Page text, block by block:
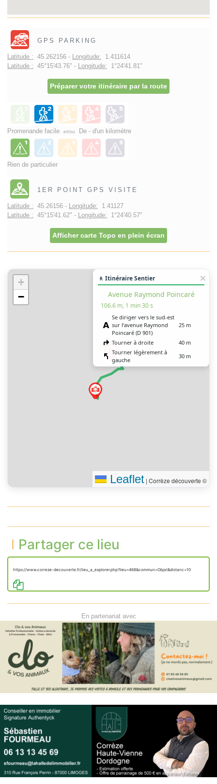
GPS PARKING
Latitude : 45.262156 - Longitude: 1.411614
Latitude : 45°15'43.76" - Longitude: 1°24'41.81"
Préparer votre itinéraire par la route
Promenande facile et/ou De - d'un kilomètre
Rien de particulier
1ER POINT GPS VISITE
Latitude : 45.26156 - Longitude: 1.41127
Latitude : 45°15'41.62" - Longitude: 1°24'40.57"
Afficher carte Topo en plein écran
+
−
🚶 Itinéraire Sentier
Avenue Raymond Poincaré
106.6 m, 1 min 30 s
Se diriger vers le sud-est
sur l’avenue Raymond
Poincaré (D 901)
25 m
Tourner à droite
40 m
Tourner légèrement à
gauche
30 m
Tourner à gauche
Leaflet | Corrèze découverte ©
Partager ce lieu
https://www.correze-decouverte.fr/lieu_a_explorer.php?lieu=468&commun=Objat&distanc=10
En partenariat avec